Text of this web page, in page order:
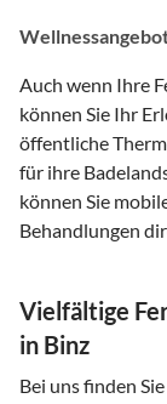
Auch wenn Ihre
können Sie Ihr
öffentliche
für ihre
können Sie
Behandlungen
Vielfältige
in Binz
Bei uns finden